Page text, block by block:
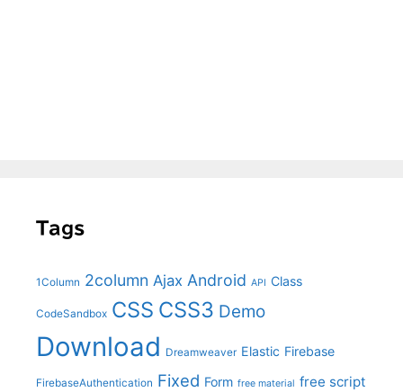
Tags
1Column 2column Ajax Android API Class
CodeSandbox CSS CSS3 Demo
Download Dreamweaver Elastic Firebase
FirebaseAuthentication Fixed Form free material free script